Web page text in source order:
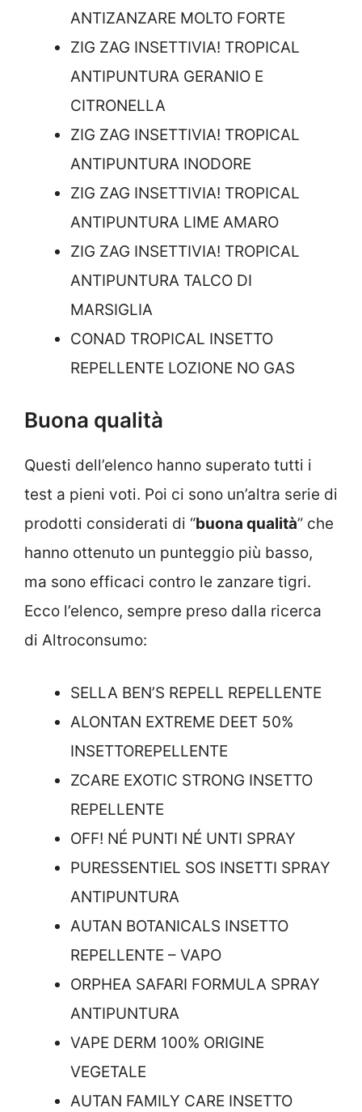
ANTIZANZARE MOLTO FORTE
ZIG ZAG INSETTIVIA! TROPICAL
ANTIPUNTURA GERANIO E
CITRONELLA
ZIG ZAG INSETTIVIA! TROPICAL
ANTIPUNTURA INODORE
ZIG ZAG INSETTIVIA! TROPICAL
ANTIPUNTURA LIME AMARO
ZIG ZAG INSETTIVIA! TROPICAL
ANTIPUNTURA TALCO DI
MARSIGLIA
CONAD TROPICAL INSETTO
REPELLENTE LOZIONE NO GAS
Buona qualità
Questi dell’elenco hanno superato tutti i
test a pieni voti. Poi ci sono un’altra serie di
prodotti considerati di “buona qualità” che
hanno ottenuto un punteggio più basso,
ma sono efficaci contro le zanzare tigri.
Ecco l’elenco, sempre preso dalla ricerca
di Altroconsumo:
SELLA BEN’S REPELL REPELLENTE
ALONTAN EXTREME DEET 50%
INSETTOREPELLENTE
ZCARE EXOTIC STRONG INSETTO
REPELLENTE
OFF! NÉ PUNTI NÉ UNTI SPRAY
PURESSENTIEL SOS INSETTI SPRAY
ANTIPUNTURA
AUTAN BOTANICALS INSETTO
REPELLENTE – VAPO
ORPHEA SAFARI FORMULA SPRAY
ANTIPUNTURA
VAPE DERM 100% ORIGINE
VEGETALE
AUTAN FAMILY CARE INSETTO